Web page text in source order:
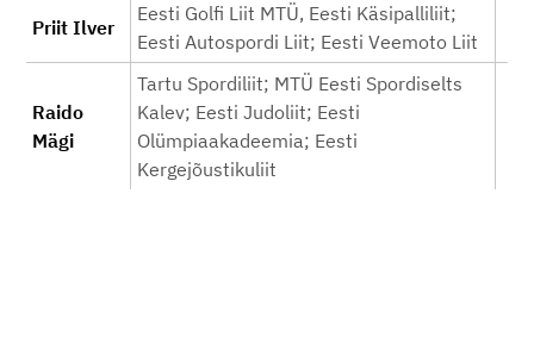
Priit Ilver
Eesti Golfi Liit MTÜ, Eesti Käsipalliliit;
Eesti Autospordi Liit; Eesti Veemoto Liit
Raido
Mägi
Tartu Spordiliit; MTÜ Eesti Spordiselts
Kalev; Eesti Judoliit; Eesti
Olümpiaakadeemia; Eesti
Kergejõustikuliit